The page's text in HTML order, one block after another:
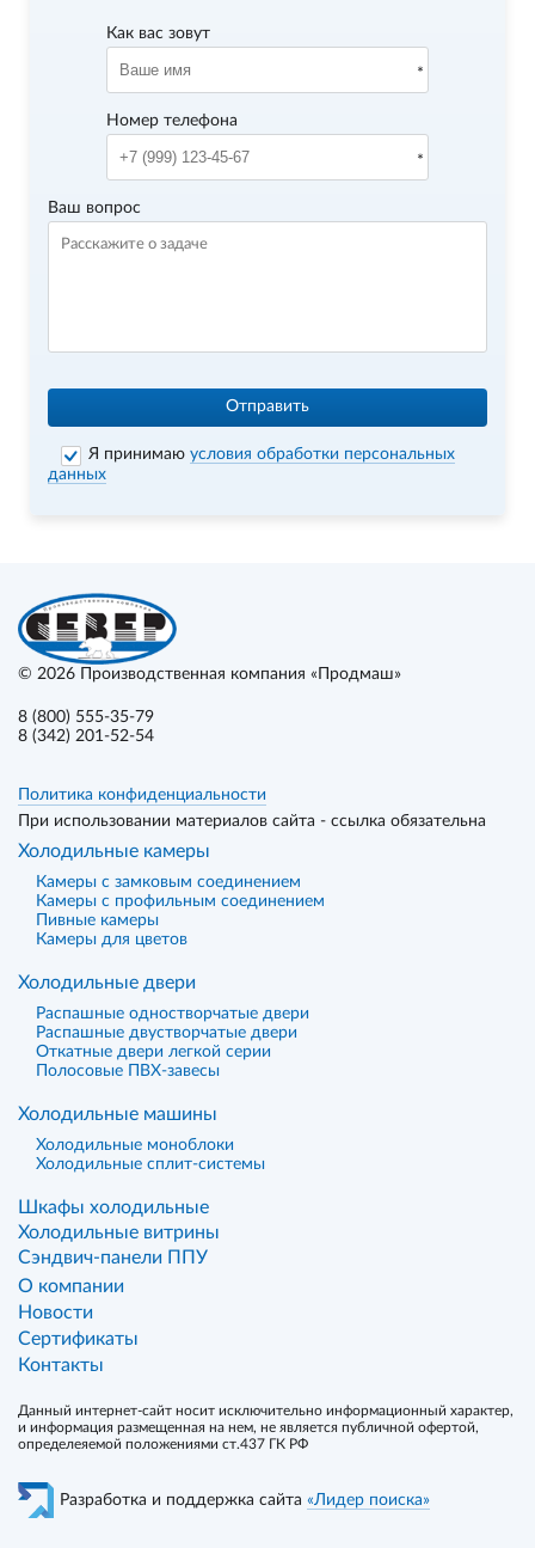
Как вас зовут
Номер телефона
Ваш вопрос
Отправить
Я принимаюусловия обработки персональных
данных
© 2026 Производственная компания «Продмаш»
8 (800) 555-35-79
8 (342) 201-52-54
Политика конфиденциальности
При использовании материалов сайта - ссылка обязательна
Холодильные камеры
Камеры с замковым соединением
Камеры с профильным соединением
Пивные камеры
Камеры для цветов
Холодильные двери
Распашные одностворчатые двери
Распашные двустворчатые двери
Откатные двери легкой серии
Полосовые ПВХ-завесы
Холодильные машины
Холодильные моноблоки
Холодильные сплит-системы
Шкафы холодильные
Холодильные витрины
Сэндвич-панели ППУ
О компании
Новости
Сертификаты
Контакты
Данный интернет-сайт носит исключительно информационный характер,
и информация размещенная на нем, не является публичной офертой,
определеяемой положениями ст.437 ГК РФ
Разработка и поддержка сайта «Лидер поиска»